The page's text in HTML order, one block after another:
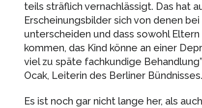
teils sträflich vernachlässigt. Das hat
Erscheinungsbilder sich von denen
unterscheiden und dass sowohl
kommen, das Kind könne an einer
viel zu späte fachkundige
Ocak, Leiterin des Berliner Bündnisses.
Es ist noch gar nicht lange her, als